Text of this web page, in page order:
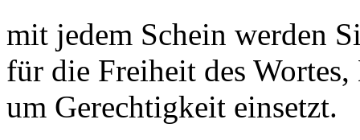
mit jedem Schein werden
für die Freiheit des
um Gerechtigkeit einsetzt.